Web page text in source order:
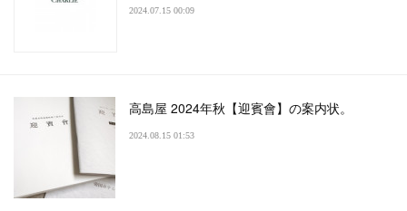
2024.07.15 00:09
高島屋 2024年秋【迎賓會】の案内状。
2024.08.15 01:53